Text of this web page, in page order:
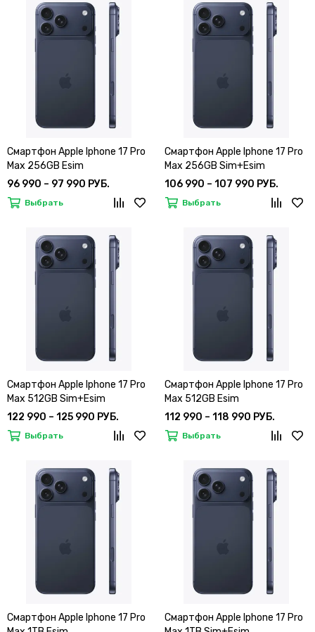
Смартфон Apple Iphone 17 Pro
Max 256GB Esim
96 990 – 97 990 РУБ.
Выбрать
Смартфон Apple Iphone 17 Pro
Max 256GB Sim+Esim
106 990 – 107 990 РУБ.
Выбрать
Смартфон Apple Iphone 17 Pro
Max 512GB Sim+Esim
122 990 – 125 990 РУБ.
Выбрать
Смартфон Apple Iphone 17 Pro
Max 512GB Esim
112 990 – 118 990 РУБ.
Выбрать
Смартфон Apple Iphone 17 Pro
Смартфон Apple Iphone 17 Pro